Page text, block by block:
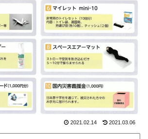
2021.02.14 2021.03.06